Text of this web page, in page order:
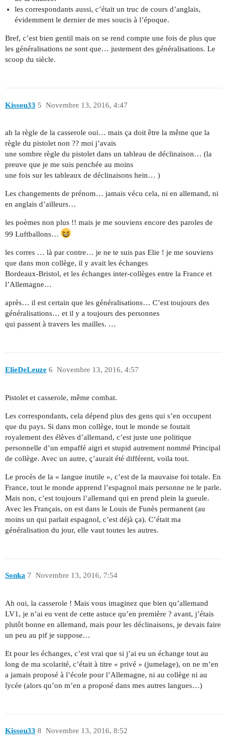
les correspondants aussi, c’était un truc de cours d’anglais,
évidemment le dernier de mes soucis à l’époque.
Bref, c’est bien gentil mais on se rend compte une fois de plus que
les généralisations ne sont que… justement des généralisations. Le
scoop du siècle.
Kissou33 Novembre 13, 2016, 4:47
5
ah la règle de la casserole oui… mais ça doit être la même que la
règle du pistolet non ?? moi j’avais
une sombre règle du pistolet dans un tableau de déclinaison… (la
preuve que je me suis penchée au moins
une fois sur les tableaux de déclinaisons hein… )
Les changements de prénom… jamais vécu cela, ni en allemand, ni
en anglais d’ailleurs…
les poèmes non plus !! mais je me souviens encore des paroles de
99 Luftballons…
les corres … là par contre… je ne te suis pas Elie ! je me souviens
que dans mon collège, il y avait les échanges
Bordeaux-Bristol, et les échanges inter-collèges entre la France et
l’Allemagne…
après… il est certain que les généralisations… C’est toujours des
généralisations… et il y a toujours des personnes
qui passent à travers les mailles. …
ElieDeLeuze Novembre 13, 2016, 4:57
6
Pistolet et casserole, même combat.
Les correspondants, cela dépend plus des gens qui s’en occupent
que du pays. Si dans mon collège, tout le monde se foutait
royalement des élèves d’allemand, c’est juste une politique
personnelle d’un empaffé aigri et stupid autrement nommé Principal
de collège. Avec un autre, ç’aurait été différent, voila tout.
Le procès de la « langue inutile », c’est de la mauvaise foi totale. En
France, tout le monde apprend l’espagnol mais personne ne le parle.
Mais non, c’est toujours l’allemand qui en prend plein la gueule.
Avec les Français, on est dans le Louis de Funès permanent (au
moins un qui parlait espagnol, c’est déjà ça). C’était ma
généralisation du jour, elle vaut toutes les autres.
Sonka Novembre 13, 2016, 7:54
7
Ah oui, la casserole ! Mais vous imaginez que bien qu’allemand
LV1, je n’ai eu vent de cette astuce qu’en première ? avant, j’étais
plutôt bonne en allemand, mais pour les déclinaisons, je devais faire
un peu au pif je suppose…
Et pour les échanges, c’est vrai que si j’ai eu un échange tout au
long de ma scolarité, c’était à titre « privé » (jumelage), on ne m’en
a jamais proposé à l’école pour l’Allemagne, ni au collège ni au
lycée (alors qu’on m’en a proposé dans mes autres langues…)
Kissou33 Novembre 13, 2016, 8:52
8